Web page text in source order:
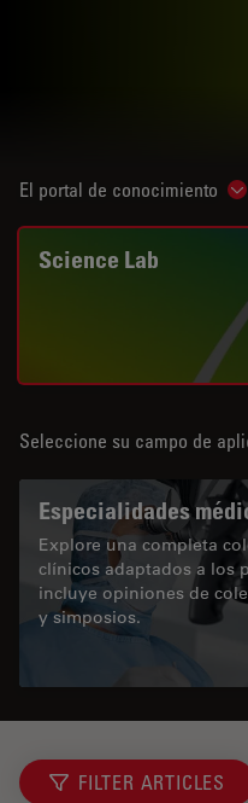
El portal de conocimiento
Science Lab
Seleccione su campo de
Especialidades
Explore una completa
clínicos adaptados a los
incluye opiniones de
y simposios.
FILTER ARTICLES